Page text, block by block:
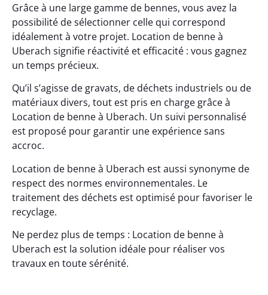
Grâce à une large gamme de bennes, vous avez la
possibilité de sélectionner celle qui correspond
idéalement à votre projet. Location de benne à
Uberach signifie réactivité et efficacité : vous gagnez
un temps précieux.
Qu’il s’agisse de gravats, de déchets industriels ou de
matériaux divers, tout est pris en charge grâce à
Location de benne à Uberach. Un suivi personnalisé
est proposé pour garantir une expérience sans
accroc.
Location de benne à Uberach est aussi synonyme de
respect des normes environnementales. Le
traitement des déchets est optimisé pour favoriser le
recyclage.
Ne perdez plus de temps : Location de benne à
Uberach est la solution idéale pour réaliser vos
travaux en toute sérénité.